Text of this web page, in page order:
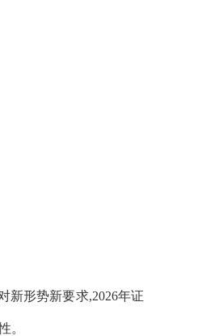
新形势新要求,2026年证
。